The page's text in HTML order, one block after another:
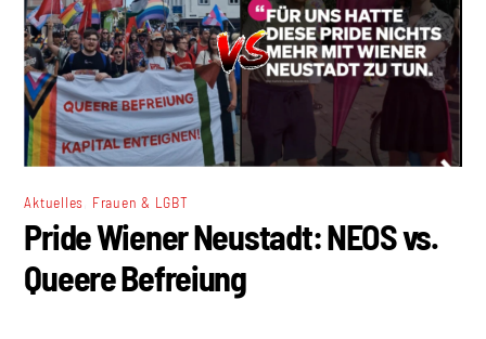
Aktuelles Frauen & LGBT
Pride Wiener Neustadt: NEOS vs.
Queere Befreiung